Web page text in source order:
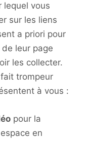
lequel vous
sur les liens
a priori pour
de leur page
les collecter.
trompeur
à vous :
pour la
en